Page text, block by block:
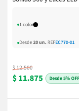
1 color
Desde20 un. REFEC770-01
$ 12.500
$ 11.875 5% OFF